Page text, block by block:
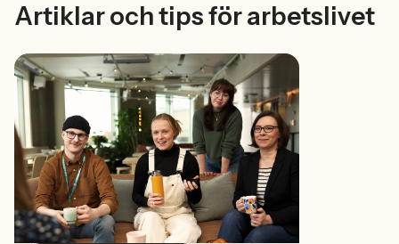
Artiklar och tips för arbetslivet